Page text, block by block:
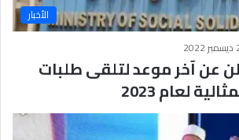
الأخبار
عن آخر موعد لتلقى طلبات
لعام 2023